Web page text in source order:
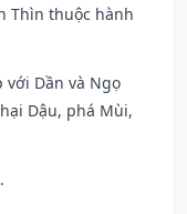
Thìn thuộc hành
với Dần và Ngọ
Dậu, phá Mùi,